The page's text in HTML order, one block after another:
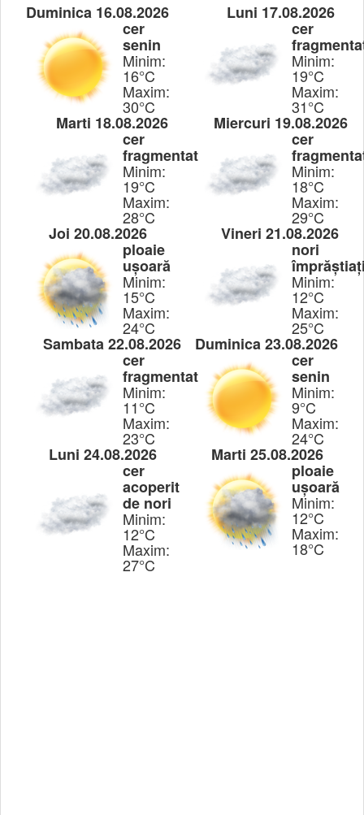
Duminica 16.08.2026
cer
senin
Minim:
16°C
Maxim:
30°C
Luni 17.08.2026
cer
Minim:
19°C
Maxim:
31°C
Marti 18.08.2026
cer
fragmentat
Minim:
19°C
Maxim:
28°C
Miercuri 19.08.2026
cer
Minim:
18°C
Maxim:
29°C
Joi 20.08.2026
ploaie
ușoară
Minim:
15°C
Maxim:
24°C
Vineri 21.08.2026
nori
Minim:
12°C
Maxim:
25°C
Sambata 22.08.2026
cer
fragmentat
Minim:
11°C
Maxim:
23°C
Duminica 23.08.2026
cer
senin
Minim:
9°C
Maxim:
24°C
Luni 24.08.2026
cer
acoperit
de nori
Minim:
12°C
Maxim:
27°C
Marti 25.08.2026
ploaie
ușoară
Minim:
12°C
Maxim:
18°C